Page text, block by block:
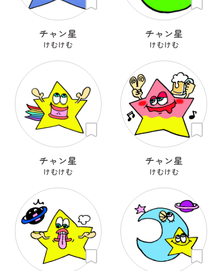
チャン星
けむけむ
チャン星
けむけむ
チャン星
けむけむ
チャン星
けむけむ